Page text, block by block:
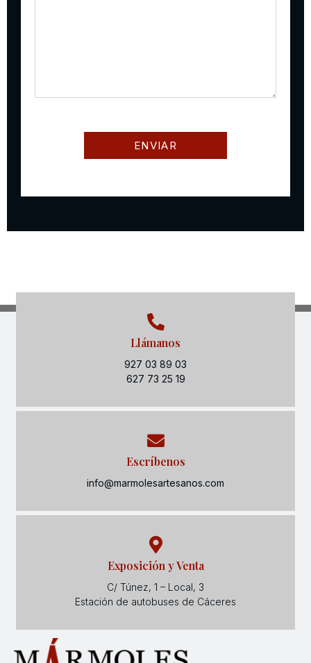
Llámanos
927 03 89 03
627 73 25 19
Escríbenos
info@marmolesartesanos.com
Exposición y Venta
C/ Túnez, 1 – Local, 3
Estación de autobuses de Cáceres